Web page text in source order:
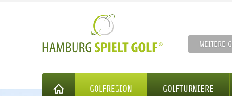
WEITERE
GOLFREGION GOLFTURNIERE